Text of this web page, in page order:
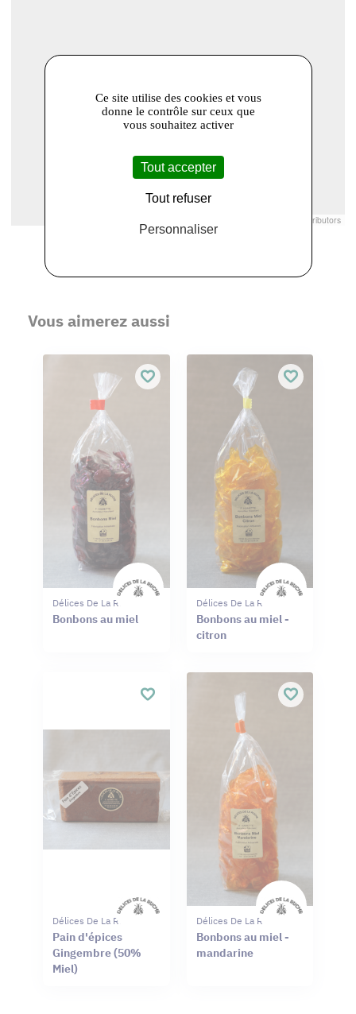
contributors
Vous aimerez aussi
Délices De La Ruche
Bonbons au miel
Délices De La Ruche
Bonbons au miel -
citron
Délices De La Ruche
Pain d'épices
Gingembre (50%
Miel)
Délices De La Ruche
Bonbons au miel -
mandarine
Ce site utilise des cookies et vous
donne le contrôle sur ceux que
vous souhaitez activer
Tout accepter
Tout refuser
Personnaliser